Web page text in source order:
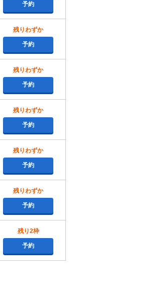
予約
残りわずか
予約
残りわずか
予約
残りわずか
予約
残りわずか
予約
残りわずか
予約
残り2枠
予約